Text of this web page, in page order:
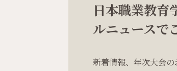
日本職業教育
ルニュースで
新着情報、年次大会の